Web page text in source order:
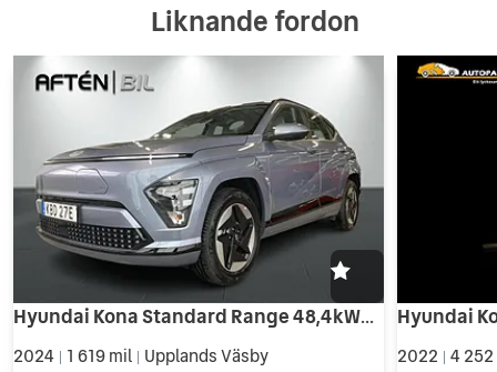
Liknande fordon
Hyundai Kona Standard Range 48,4kWh Essential Nybilsgaranti
2024 1 619 mil Upplands Väsby 2022 4